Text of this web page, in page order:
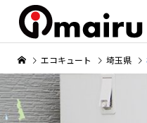
エコキュート 埼玉県